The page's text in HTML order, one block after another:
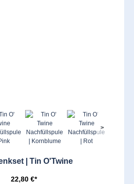
>
| Tin O'Twine
22,80 €*